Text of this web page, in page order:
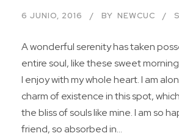
6 JUNIO, 2016 BY NEWCUC
A wonderful serenity has taken
entire soul, like these sweet
I enjoy with my whole heart. I am
charm of existence in this spot,
the bliss of souls like mine. I am so
friend, so absorbed in...